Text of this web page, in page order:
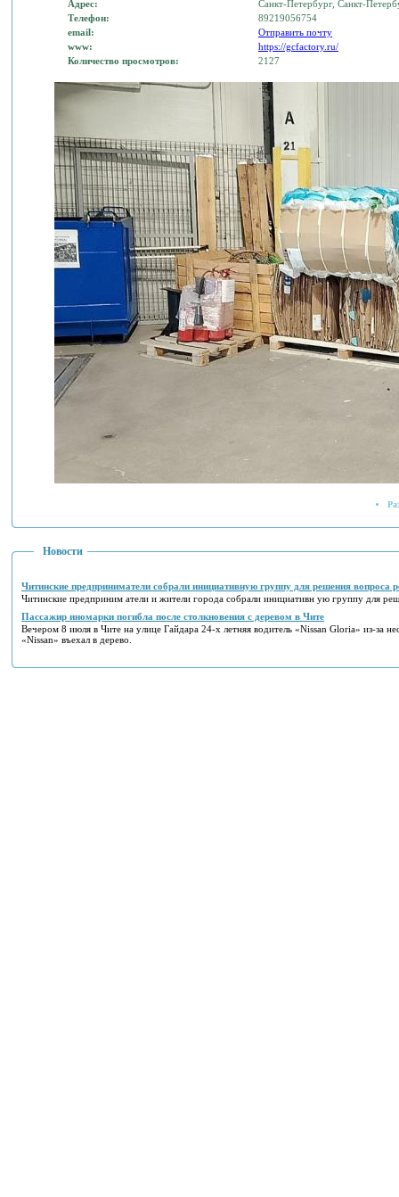
Адрес:
Санкт-Петербург, Санкт-
Телефон:
89219056754
email:
Отправить почту
www:
https://gcfactory.ru/
Количество просмотров:
2127
Новости
Читинские предприниматели собрали инициативную группу для решения вопроса
Читинские предприним атели и жители города собрали инициативн ую группу для
Пассажир иномарки погибла после столкновения с деревом в Чите
Вечером 8 июля в Чите на улице Гайдара 24-х летняя водитель «Nissan Gloria» из-за
«Nissan» въехал в дерево.